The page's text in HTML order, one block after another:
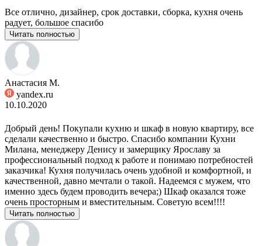
Все отлично, дизайнер, срок доставки, сборка, кухня очень
радует, большое спасибо
Читать полностью
Анастасия М.
yandex.ru
10.10.2020
Добрый день! Покупали кухню и шкаф в новую квартиру, все
сделали качественно и быстро. Спасибо компании Кухни
Милана, менеджеру Денису и замерщику Ярославу за
профессиональный подход к работе и понимаю потребностей
заказчика! Кухня получилась очень удобной и комфортной, и
качественной, давно мечтали о такой. Надеемся с мужем, что
именно здесь будем проводить вечера;) Шкаф оказался тоже
очень просторным и вместительным. Советую всем!!!!
Читать полностью